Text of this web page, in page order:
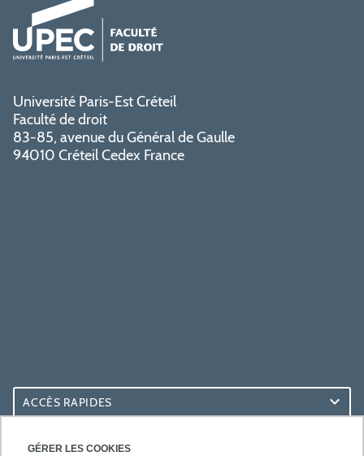
GÉRER LES COOKIES
Université Paris-Est Créteil
Faculté de droit
83-85, avenue du Général de Gaulle
94010 Créteil Cedex France
ACCÈS RAPIDES
ACCÈS PRATIQUES